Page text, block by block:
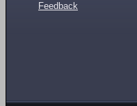
Feedback